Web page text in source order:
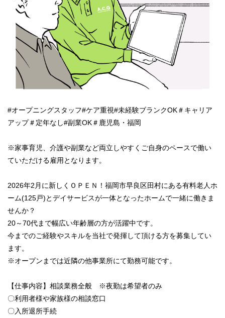
#オープニングスタッフ#ケア重視#未経験ブランクOK＃キャリア
アップ＃定年なし#副業OK＃鹿児島・福岡
※家事育児、介護や副業など両立しやすくご自身のペースで働い
ていただける雇用となります。
2026年2月に新しくＯＰＥＮ！福岡市早良区田村にある有料老人ホ
ーム(125戸)とデイサービスが一体となったホームで一緒に働きま
せんか？
20～70代まで幅広い年齢層の方が活躍中です。
今までのご経験やスキルを当社で発揮して頂ける方を募集してい
ます。
※オープンまでは近隣の他事業所にて勤務可能です。
【仕事内容】相談業務全般 ※夜勤は希望者のみ
〇利用者様や家族様の相談窓口
〇入所退所手続